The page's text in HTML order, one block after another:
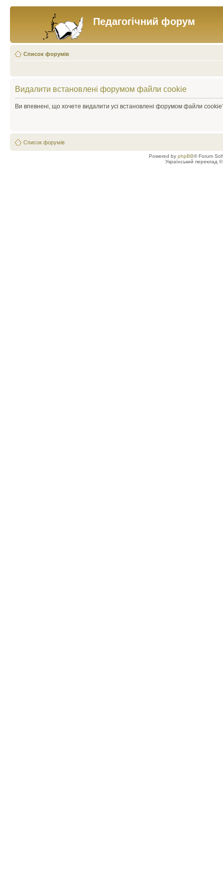
Педагогічний форум
Список форумів
Видалити встановлені форумом файли cookie
Ви впевнені, що хочете видалити усі встановлені форумом файли
Список форумів
Powered by phpBB® Forum
Український переклад